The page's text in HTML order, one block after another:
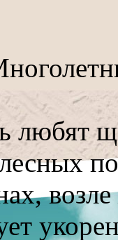
любят